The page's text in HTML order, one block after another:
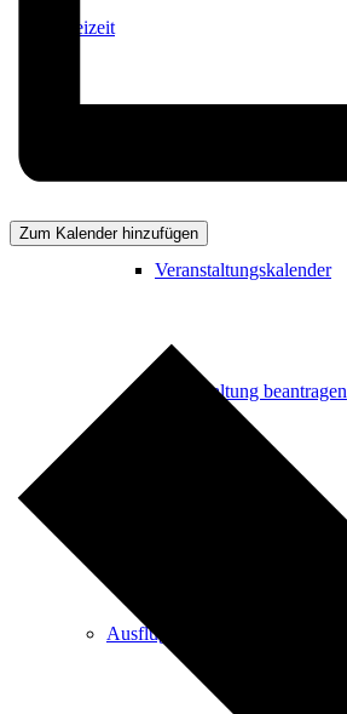
Freizeit
Veranstaltungskalender
Veranstaltung beantragen
Ausflugsziele
Zum Kalender hinzufügen